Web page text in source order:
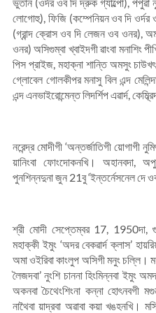
লোগোহু), ফিজি (কম্পেনিয়ন ওব দি ওর্দর
(গ্রান্দ ক্রোস ওব দি লেজন ওব ওনর),
ওনর) অসিগুম্বা খ্বাইদগী ৱাংবা মনাশিং
পিস প্রাইজ, মহাক্না শান্তি অমসুং
গ্লোবেল গোলকীপর মনাসু বিল এন্দ
এন্দ এনভাইরোন্মেন্ত লিদর্শিপ এৱার্দ,
নরেন্দ্র মোদীগী ‘অন্তর্জাতিগী য়োগাগী
য়ানিংবা ফোংদোকনখি। অহানবদা,
পুনশিন্নদুনা জুন 21বু ‘ইন্তর্নেসনেল দে
শ্রী মোদী সেপ্তেম্বর 17, 1950দা,
মহাক্কী ইমুং ‘অদর বেকৱার্দ ক্লাস’
অমা ওইরিবা কাংলুপ অসিগী মনুং চল্লি।
লৈজদবা’ নুংশি চাননা হিংমিন্নবা ইমুং
অকনবা চৈথেংশিংনা কন্না হোৎনবগী
নাথৈবা য়াদ্রবা অৱাবা কয়া খঙহনখি।